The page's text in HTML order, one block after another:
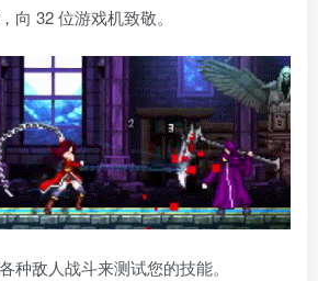
向 32 位游戏机致敬。
种敌人战斗来测试您的技能。